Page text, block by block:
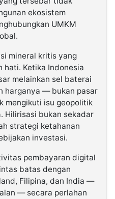
ekosistem
UMKM
mineral kritis yang
hati. Ketika Indonesia
melainkan sel baterai
harganya — bukan pasar
mengikuti isu geopolitik
Hilirisasi bukan sekadar
strategi ketahanan
investasi.
pembayaran digital
batas dengan
Filipina, dan India —
— secara perlahan